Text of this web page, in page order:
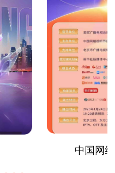
中国网